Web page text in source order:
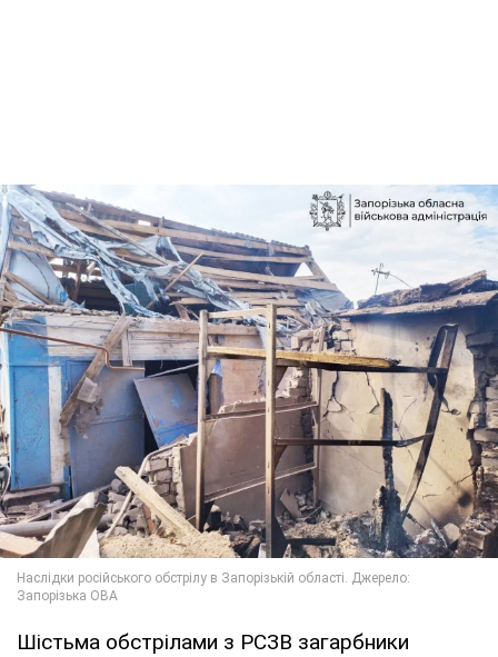
Шістьма обстрілами з РСЗВ загарбники